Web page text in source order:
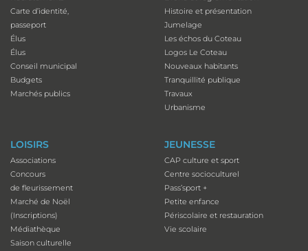
Carte d’identité,
passeport
Élus
Élus
Conseil municipal
Budgets
Marchés publics
Histoire et présentation
Jumelage
Les échos du Coteau
Logos Le Coteau
Nouveaux habitants
Tranquillité publique
Travaux
Urbanisme
LOISIRS
Associations
Concours
de fleurissement
Marché de Noël
(Inscriptions)
Médiathèque
Saison culturelle
JEUNESSE
CAP culture et sport
Centre socioculturel
Pass’sport +
Petite enfance
Périscolaire et restauration
Vie scolaire